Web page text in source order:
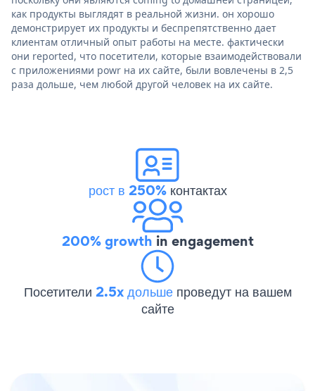
как продукты выглядят в реальной жизни. он хорошо
демонстрирует их продукты и беспрепятственно дает
клиентам отличный опыт работы на месте. фактически
они reported, что посетители, которые взаимодействовали
с приложениями powr на их сайте, были вовлечены в 2,5
раза дольше, чем любой другой человек на их сайте.
рост в 250%контактах
200% growth in engagement
Посетители 2.5x дольше проведут на вашем
сайте